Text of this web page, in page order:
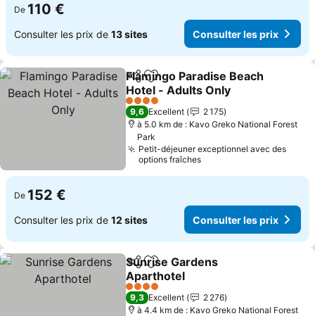
De 110 €
Consulter les prix de 13 sites Consulter les prix
PartagerAjouter à mes favoris
Flamingo Paradise Beach
Hotel - Adults Only
4 Étoiles
9,6 Excellent
2 175
à 5.0 km de : Kavo Greko National Forest
Park
Petit-déjeuner exceptionnel avec des
options fraîches
De 152 €
Consulter les prix de 12 sites Consulter les prix
PartagerAjouter à mes favoris
Sunrise Gardens
Aparthotel
4 Étoiles
9,3 Excellent
2 276
à 4.4 km de : Kavo Greko National Forest